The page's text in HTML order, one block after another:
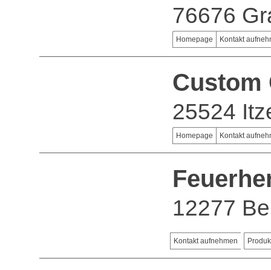
76676
Homepage Kontakt
Custom
25524
Homepage Kontakt
12277
Kontakt aufnehmen